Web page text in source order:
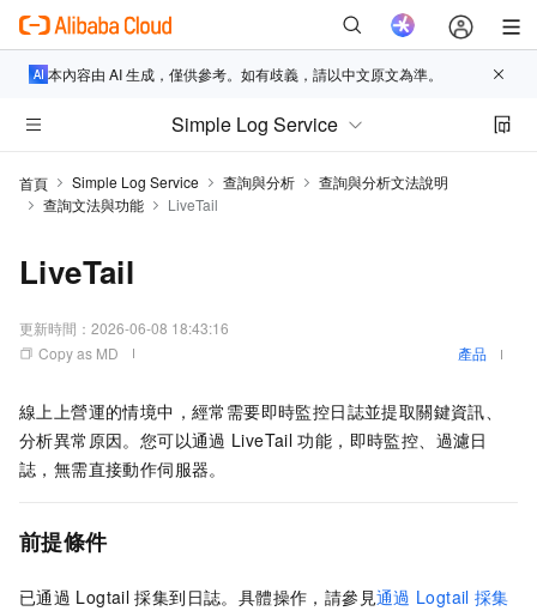
本內容由 AI 生成，僅供參考。如有歧義，請以中文原文為準。
Simple Log Service
首頁 Simple Log Service 查詢與分析
查詢與分析文法說明
查詢文法與功能
LiveTail
LiveTail
更新時間： 2026-06-08 18:43:16
Copy as MD
產品
線上上營運的情境中，經常需要即時監控日誌並提取關鍵資訊、
分析異常原因。您可以通過 LiveTail 功能，即時監控、過濾日
誌，無需直接動作伺服器。
前提條件
已通過 Logtail 採集到日誌。具體操作，請參見通過 Logtail 採集